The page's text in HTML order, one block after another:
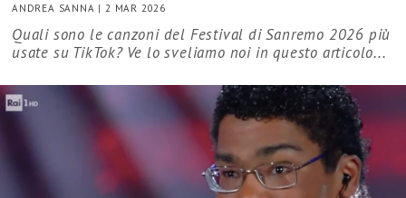
ANDREA SANNA | 2 MAR 2026
Quali sono le canzoni del Festival di Sanremo 2026 più
usate su TikTok? Ve lo sveliamo noi in questo articolo...